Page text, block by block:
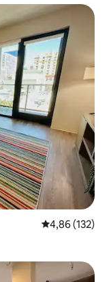
4,86 av 5 i
4,86 (132)